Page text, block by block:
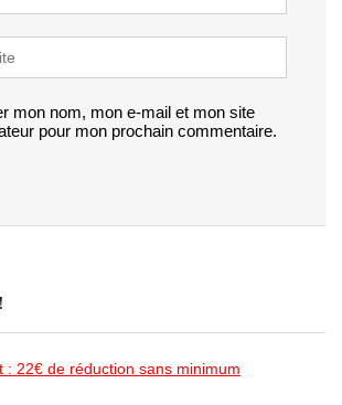
mon nom, mon e-mail et mon site
pour mon prochain commentaire.
: 22€ de réduction sans minimum